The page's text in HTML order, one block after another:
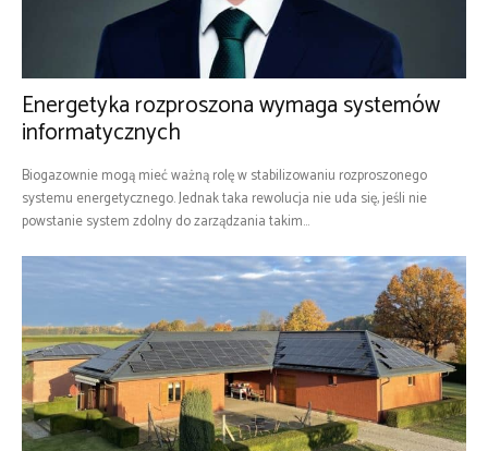
Energetyka rozproszona wymaga systemów
informatycznych
Biogazownie mogą mieć ważną rolę w stabilizowaniu rozproszonego
systemu energetycznego. Jednak taka rewolucja nie uda się, jeśli nie
powstanie system zdolny do zarządzania takim...